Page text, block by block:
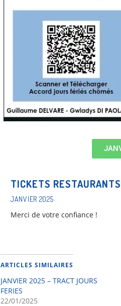
TICKETS RESTAURANTS
JANVIER 2025
Merci de votre confiance !
ARTICLES SIMILAIRES
JANVIER 2025 – TRACT JOURS
FERIES
22/01/2025